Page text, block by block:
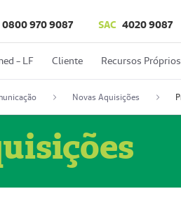
0800 970 9087 SAC 4020 9087
- LF Cliente Recursos Próprios
Novas Aquisições